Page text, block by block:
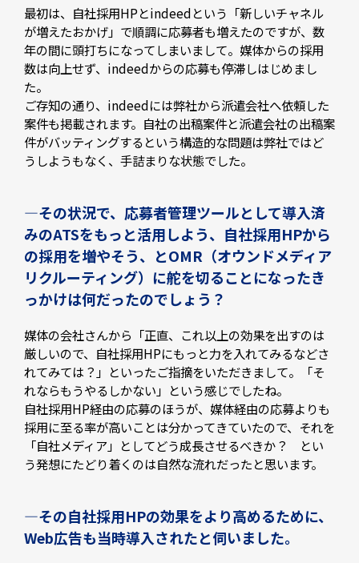
最初は、自社採用HPとindeedという「新しいチャネル
が増えたおかげ」で順調に応募者も増えたのですが、数
年の間に頭打ちになってしまいまして。媒体からの採用
数は向上せず、indeedからの応募も停滞しはじめまし
た。
ご存知の通り、indeedには弊社から派遣会社へ依頼した
案件も掲載されます。自社の出稿案件と派遣会社の出稿案
件がバッティングするという構造的な問題は弊社ではど
うしようもなく、手詰まりな状態でした。
—その状況で、応募者管理ツールとして導入済
みのATSをもっと活用しよう、自社採用HPから
の採用を増やそう、とOMR（オウンドメディア
リクルーティング）に舵を切ることになったき
っかけは何だったのでしょう？
媒体の会社さんから「正直、これ以上の効果を出すのは
厳しいので、自社採用HPにもっと力を入れてみるなどさ
れてみては？」といったご指摘をいただきまして。「そ
れならもうやるしかない」という感じでしたね。
自社採用HP経由の応募のほうが、媒体経由の応募よりも
採用に至る率が高いことは分かってきていたので、それを
「自社メディア」としてどう成長させるべきか？ とい
う発想にたどり着くのは自然な流れだったと思います。
—その自社採用HPの効果をより高めるために、
Web広告も当時導入されたと伺いました。